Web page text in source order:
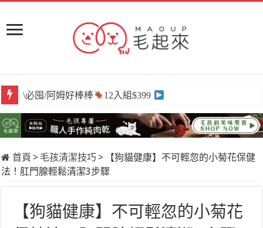
\必囤/阿姆好棒棒 12入組$399
首頁 > 毛孩清潔技巧 >
【狗貓健康】不可輕忽的小菊花保健
法！肛門腺輕鬆清潔3步驟
【狗貓健康】不可輕忽的小菊花